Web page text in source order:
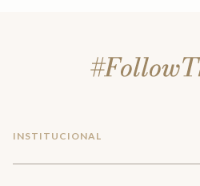
INSTITUCIONAL